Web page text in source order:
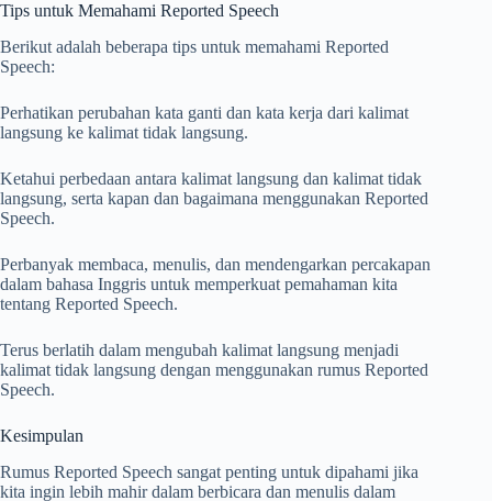
Tips untuk Memahami Reported Speech
Berikut adalah beberapa tips untuk memahami Reported
Speech:
Perhatikan perubahan kata ganti dan kata kerja dari kalimat
langsung ke kalimat tidak langsung.
Ketahui perbedaan antara kalimat langsung dan kalimat tidak
langsung, serta kapan dan bagaimana menggunakan Reported
Speech.
Perbanyak membaca, menulis, dan mendengarkan percakapan
dalam bahasa Inggris untuk memperkuat pemahaman kita
tentang Reported Speech.
Terus berlatih dalam mengubah kalimat langsung menjadi
kalimat tidak langsung dengan menggunakan rumus Reported
Speech.
Kesimpulan
Rumus Reported Speech sangat penting untuk dipahami jika
kita ingin lebih mahir dalam berbicara dan menulis dalam